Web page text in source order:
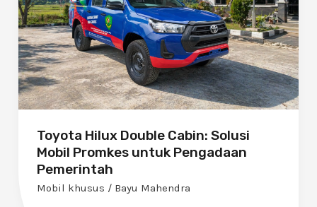
Toyota Hilux Double Cabin: Solusi
Mobil Promkes untuk Pengadaan
Pemerintah
Mobil khusus / Bayu Mahendra
Mobil
Promkes
untuk
Pengadaan
Pemerintah